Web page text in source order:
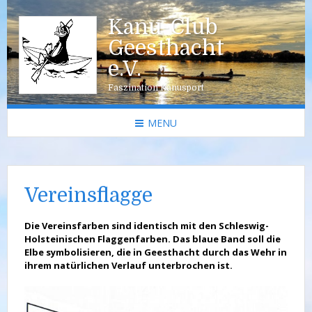
Kanu-Club
Geesthacht
e.V.
Faszination Kanusport
MENU
Vereinsflagge
Die Vereinsfarben sind identisch mit den Schleswig-
Holsteinischen Flaggenfarben. Das blaue Band soll die
Elbe symbolisieren, die in Geesthacht durch das Wehr in
ihrem natürlichen Verlauf unterbrochen ist.